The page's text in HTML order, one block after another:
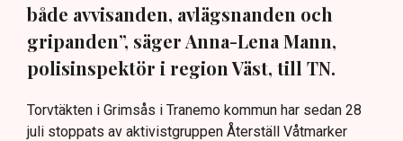
både avvisanden, avlägsnanden och
gripanden”, säger Anna-Lena Mann,
polisinspektör i region Väst, till TN.
Torvtäkten i Grimsås i Tranemo kommun har sedan 28
juli stoppats av aktivistgruppen Återställ Våtmarker